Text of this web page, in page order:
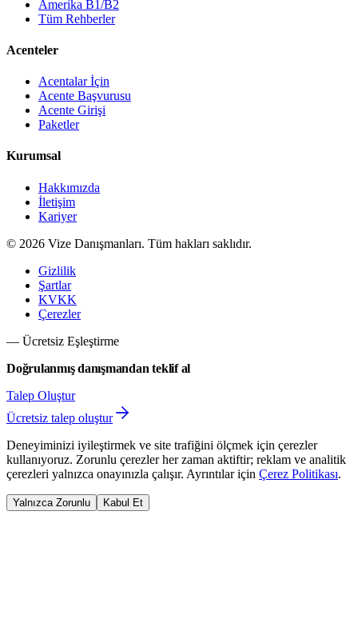
Amerika B1/B2
Tüm Rehberler
Acenteler
Acentalar İçin
Acente Başvurusu
Acente Girişi
Paketler
Kurumsal
Hakkımızda
İletişim
Kariyer
© 2026 Vize Danışmanları. Tüm hakları saklıdır.
Gizlilik
Şartlar
KVKK
Çerezler
— Ücretsiz Eşleştirme
Doğrulanmış danışmandan teklif al
Talep Oluştur
Ücretsiz talep oluştur
Deneyiminizi iyileştirmek ve site trafiğini ölçmek için çerezler
kullanıyoruz. Zorunlu çerezler her zaman aktiftir; reklam ve analitik
çerezleri yalnızca onayınızla çalışır. Ayrıntılar için Çerez Politikası.
Yalnızca Zorunlu Kabul Et